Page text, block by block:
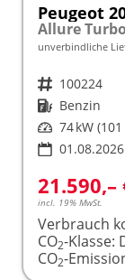
Peugeot
unverbindliche
Fahrzeugnr. 100224
Kraftstoff Benzin
Leistung 74 kW (101
01.08.2026
21.590,–
incl. 19% MwSt.
Verbrauch
CO2-Klasse:
CO2-